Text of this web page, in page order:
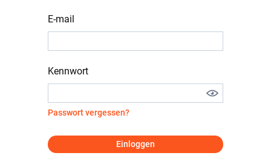
E-mail
Kennwort
Passwort vergessen?
Einloggen